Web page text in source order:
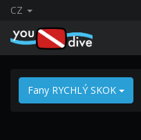
CZ
Fany RYCHLÝ SKOK